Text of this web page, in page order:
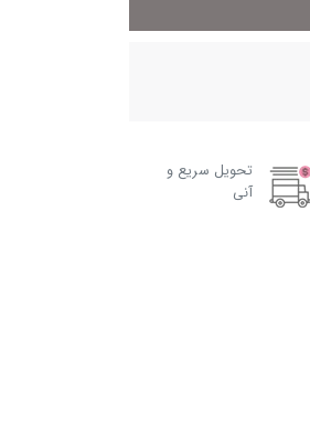
تحویل سریع و
آنی